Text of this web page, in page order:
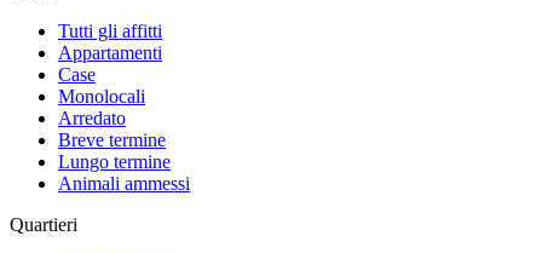
Tutti gli affitti
Appartamenti
Case
Monolocali
Arredato
Breve termine
Lungo termine
Animali ammessi
Quartieri